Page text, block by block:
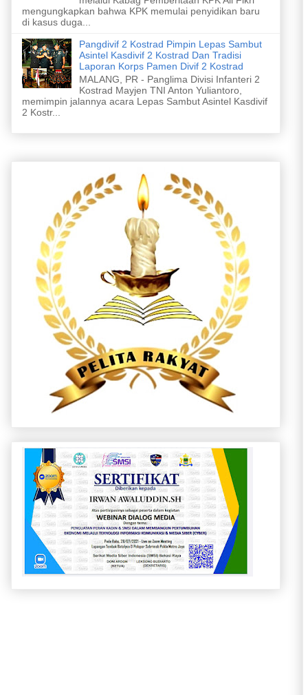
mengungkapkan bahwa KPK memulai penyidikan baru
di kasus duga...
Pangdivif 2 Kostrad Pimpin Lepas Sambut
Asintel Kasdivif 2 Kostrad Dan Tradisi
Laporan Korps Pamen Divif 2 Kostrad
MALANG, PR - Panglima Divisi Infanteri 2
Kostrad Mayjen TNI Anton Yuliantoro,
memimpin jalannya acara Lepas Sambut Asintel Kasdivif
2 Kostr...